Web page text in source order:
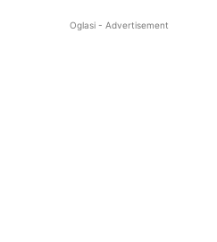
Oglasi - Advertisement